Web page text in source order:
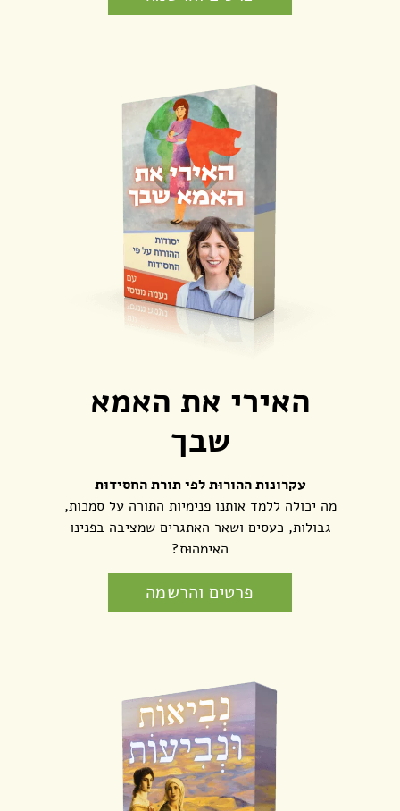
האירי את האמא
שבך
עקרונות ההורוּת לפי תורת החסידוּת
מה יכולה ללמד אותנו פנימיות התורה על סמכות,
גבולות, כעסים ושאר האתגרים שמציבה בפנינו
האימהוּת?
פרטים והרשמה